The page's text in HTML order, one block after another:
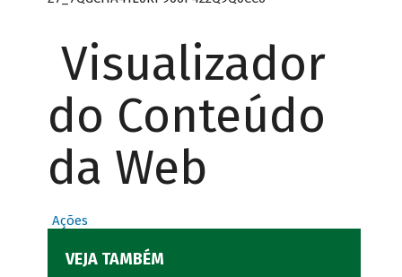
Visualizador
do Conteúdo
da Web
Ações
VEJA TAMBÉM